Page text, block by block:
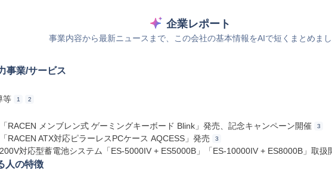
企業レポート
事業内容から最新ニュースまで、この会社の基本情報をAIで短くまとめま
事業/サービス
等
1 2
RACEN メンブレン式 ゲーミングキーボード Blink」発売、記念キャンペーン開催 3
RACEN ATX対応ピラーレスPCケース AQCESS」発売 3
対応型蓄電池システム「ES-5000IV + ES5000B」「ES-10000IV + ES8000B」取扱
人の特徴